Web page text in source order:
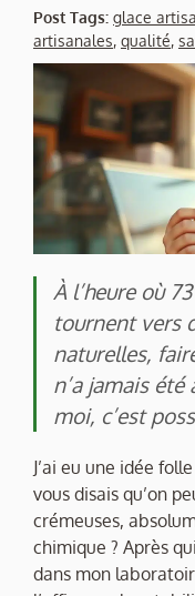
Post Tags: glace
artisanales, qualité,
À l’heure où
tournent vers
naturelles,
n’a jamais
moi, c’est
J’ai eu une idée
vous disais qu’on
crémeuses,
chimique ? Après
dans mon